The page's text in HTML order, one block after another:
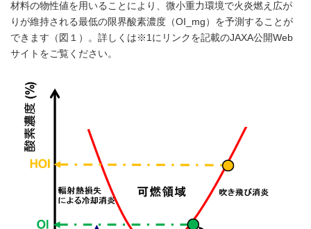
材料の物性値を用いることにより、微小重力環境で火炎燃え広が
りが維持される最低の限界酸素濃度（OI_mg）を予測することが
できます（図１）。詳しくは※1にリンクを記載のJAXA公開Web
サイトをご覧ください。